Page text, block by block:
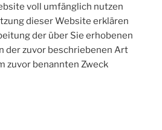
voll umfänglich nutzen
dieser Website erklären
der über Sie erhobenen
der zuvor beschriebenen Art
zuvor benannten Zweck